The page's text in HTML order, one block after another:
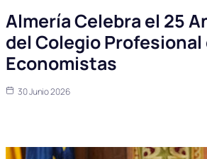
Almería Celebra el 25
del Colegio Profesional
Economistas
30 Junio 2026